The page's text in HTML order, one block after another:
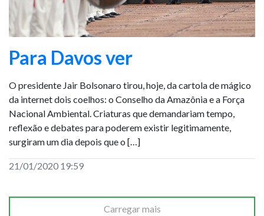
Para Davos ver
O presidente Jair Bolsonaro tirou, hoje, da cartola de mágico
da internet dois coelhos: o Conselho da Amazônia e a Força
Nacional Ambiental. Criaturas que demandariam tempo,
reflexão e debates para poderem existir legitimamente,
surgiram um dia depois que o […]
21/01/2020 19:59
Carregar mais